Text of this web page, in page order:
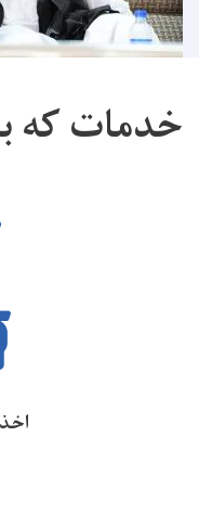
خدمات که